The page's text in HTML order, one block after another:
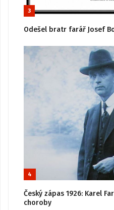
3
Odešel bratr farář Josef
4
Český zápas 1926: Karel
choroby